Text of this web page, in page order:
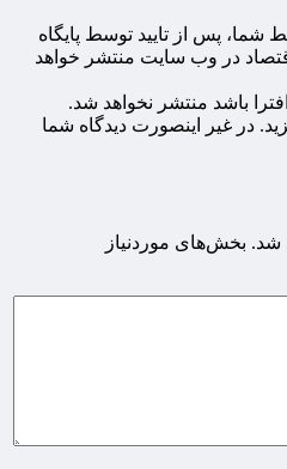
پس از تایید توسط پایگاه
در وب سایت منتشر خواهد
باشد منتشر نخواهد شد.
در غیر اینصورت دیدگاه شما
شد. بخش‌های موردنیاز